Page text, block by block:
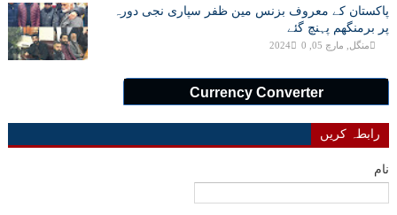
پاکستان کے معروف بزنس مین ظفر سپاری نجی دورہ
پر برمنگھم پہنچ گئے
منگل, مارچ 05, 2024 0
Currency Converter
رابطہ کریں
نام